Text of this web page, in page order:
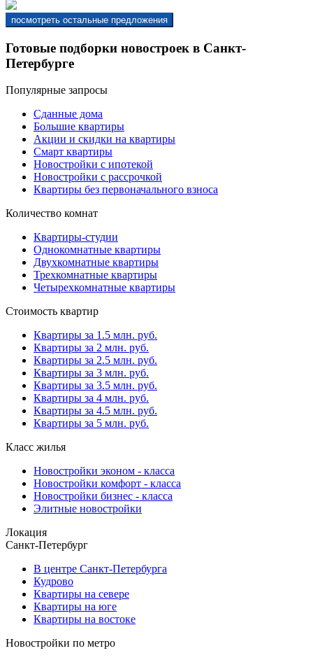
Готовые подборки новостроек в Санкт-
Петербурге
Популярные запросы
Сданные дома
Большие квартиры
Акции и скидки на квартиры
Смарт квартиры
Новостройки с ипотекой
Новостройки с рассрочкой
Квартиры без первоначального взноса
Количество комнат
Квартиры-студии
Однокомнатные квартиры
Двухкомнатные квартиры
Трехкомнатные квартиры
Четырехкомнатные квартиры
Стоимость квартир
Квартиры за 1.5 млн. руб.
Квартиры за 2 млн. руб.
Квартиры за 2.5 млн. руб.
Квартиры за 3 млн. руб.
Квартиры за 3.5 млн. руб.
Квартиры за 4 млн. руб.
Квартиры за 4.5 млн. руб.
Квартиры за 5 млн. руб.
Класс жилья
Новостройки эконом - класса
Новостройки комфорт - класса
Новостройки бизнес - класса
Элитные новостройки
Локация
Санкт-Петербург
В центре Санкт-Петербурга
Кудрово
Квартиры на севере
Квартиры на юге
Квартиры на востоке
Новостройки по метро